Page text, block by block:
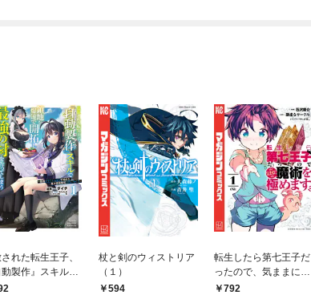
れた転生王子、
動製作』スキルで
を爆速で開拓し最
杖と剣のウィストリア
（１）
594
転生したら第七王子だ
ったので、気ままに魔
術を極めます（１）
792